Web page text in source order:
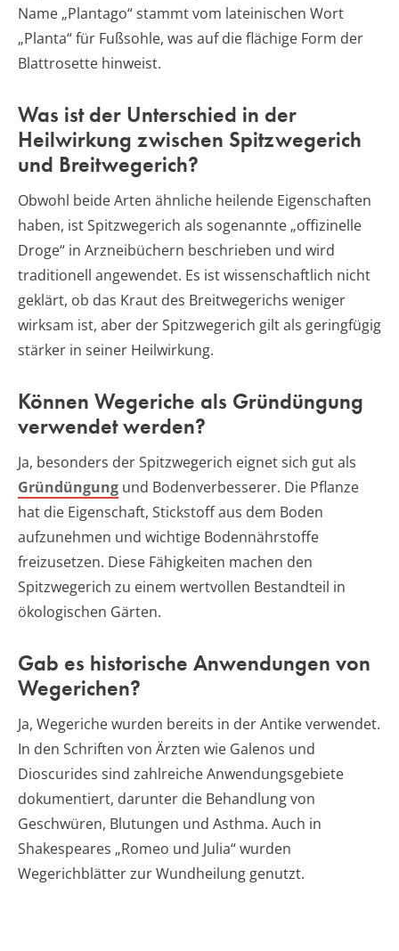
Name „Plantago“ stammt vom lateinischen Wort
„Planta“ für Fußsohle, was auf die flächige Form der
Blattrosette hinweist.
Was ist der Unterschied in der
Heilwirkung zwischen Spitzwegerich
und Breitwegerich?
Obwohl beide Arten ähnliche heilende Eigenschaften
haben, ist Spitzwegerich als sogenannte „offizinelle
Droge“ in Arzneibüchern beschrieben und wird
traditionell angewendet. Es ist wissenschaftlich nicht
geklärt, ob das Kraut des Breitwegerichs weniger
wirksam ist, aber der Spitzwegerich gilt als geringfügig
stärker in seiner Heilwirkung.
Können Wegeriche als Gründüngung
verwendet werden?
Ja, besonders der Spitzwegerich eignet sich gut als
Gründüngung und Bodenverbesserer. Die Pflanze
hat die Eigenschaft, Stickstoff aus dem Boden
aufzunehmen und wichtige Bodennährstoffe
freizusetzen. Diese Fähigkeiten machen den
Spitzwegerich zu einem wertvollen Bestandteil in
ökologischen Gärten.
Gab es historische Anwendungen von
Wegerichen?
Ja, Wegeriche wurden bereits in der Antike verwendet.
In den Schriften von Ärzten wie Galenos und
Dioscurides sind zahlreiche Anwendungsgebiete
dokumentiert, darunter die Behandlung von
Geschwüren, Blutungen und Asthma. Auch in
Shakespeares „Romeo und Julia“ wurden
Wegerichblätter zur Wundheilung genutzt.